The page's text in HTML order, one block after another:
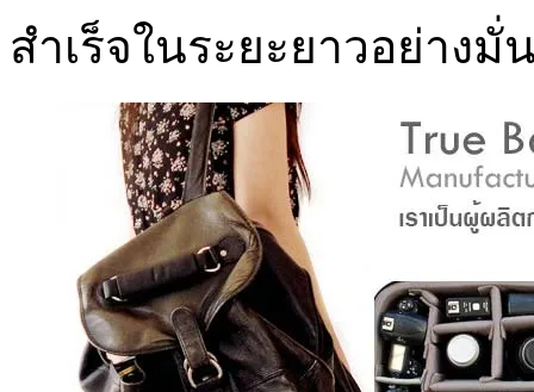
สำเร็จในระยะยาวอย่างมั่